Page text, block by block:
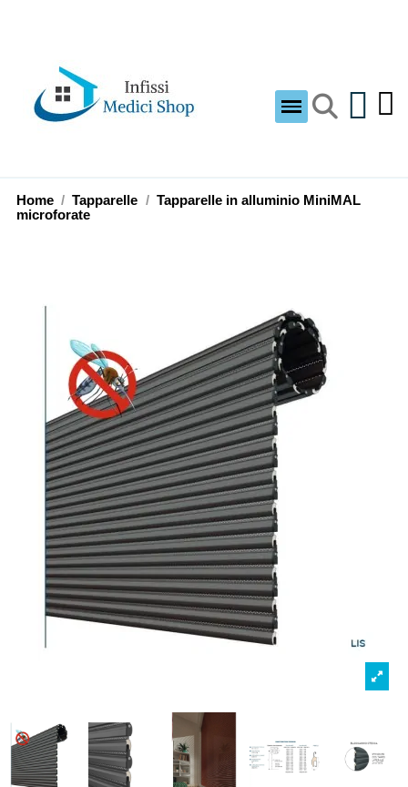
Home Tapparelle
Tapparelle in alluminio MiniMAL
microforate